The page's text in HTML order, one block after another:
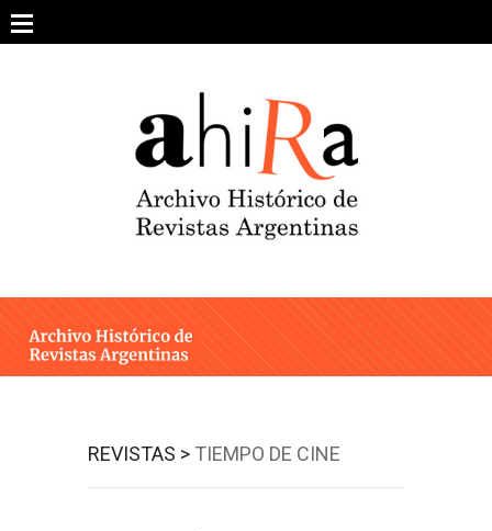
content
ARCHIVO DE REVISTAS
ESTUDIOS CRÍTICOS
INTEGRANTES
REVISTAS > TIEMPO DE CINE